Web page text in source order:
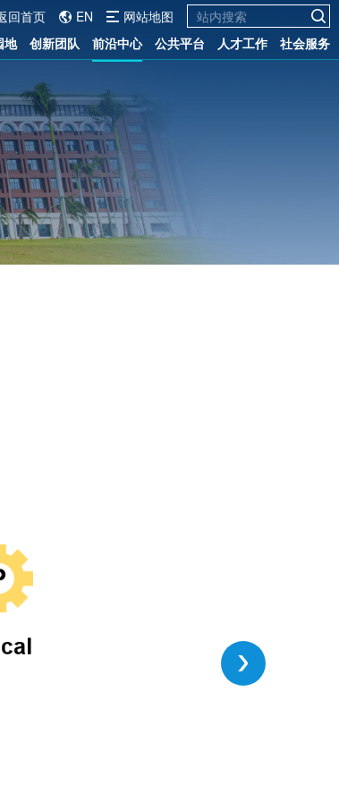
回首页 EN
网站地图
地 创新团队 前沿中心 公共平台 人才工作 社会服务